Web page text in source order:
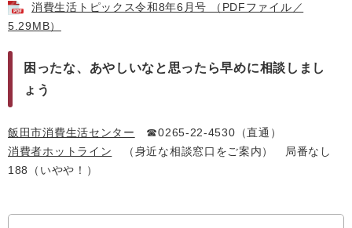
消費生活トピックス令和8年6月号 （PDFファイル／
5.29MB）
困ったな、あやしいなと思ったら早めに相談しまし
ょう
飯田市消費生活センター
☎0265-22-4530（直通）
消費者ホットライン （身近な相談窓口をご案内） 局番なし
188（いやや！）